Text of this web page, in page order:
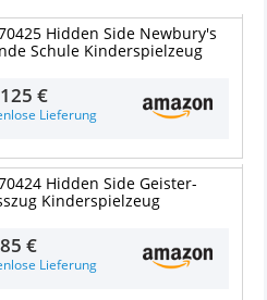
Hidden Side Newbury's
Schule Kinderspielzeug
125 €
Lieferung
Hidden Side Geister-
Kinderspielzeug
85 €
Lieferung